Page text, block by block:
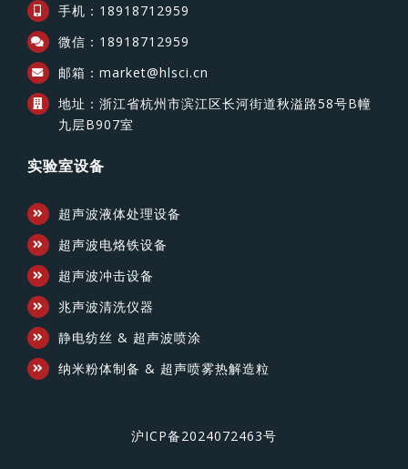
手机：18918712959
微信：18918712959
邮箱：market@hlsci.cn
地址：浙江省杭州市滨江区长河街道秋溢路58号B幢
九层B907室
实验室设备
超声波液体处理设备
超声波电烙铁设备
超声波冲击设备
兆声波清洗仪器
静电纺丝 & 超声波喷涂
纳米粉体制备 & 超声喷雾热解造粒
沪ICP备2024072463号